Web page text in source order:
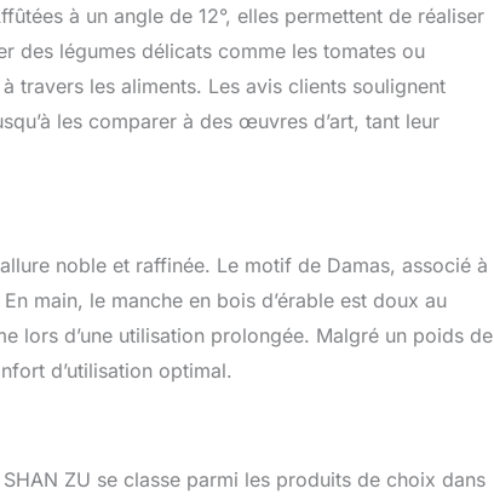
à un angle de 12°, elles permettent de réaliser
des légumes délicats comme les tomates ou
travers les aliments. Les avis clients soulignent
les comparer à des œuvres d’art, tant leur
noble et raffinée. Le motif de Damas, associé à
main, le manche en bois d’érable est doux au
lors d’une utilisation prolongée. Malgré un poids de
d’utilisation optimal.
ZU se classe parmi les produits de choix dans